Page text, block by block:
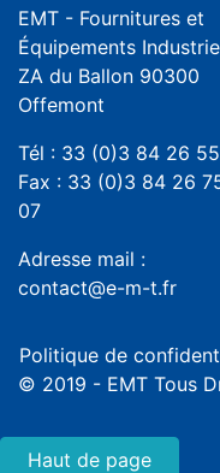
EMT - Fournitures et
Équipements
ZA du Ballon 90300
Offemont
Tél : 33 (0)3 84 26
Fax : 33 (0)3 84 26
07
Adresse mail :
contact@e-m-t.fr
Politique de
© 2019 - EMT Tous
Haut de page